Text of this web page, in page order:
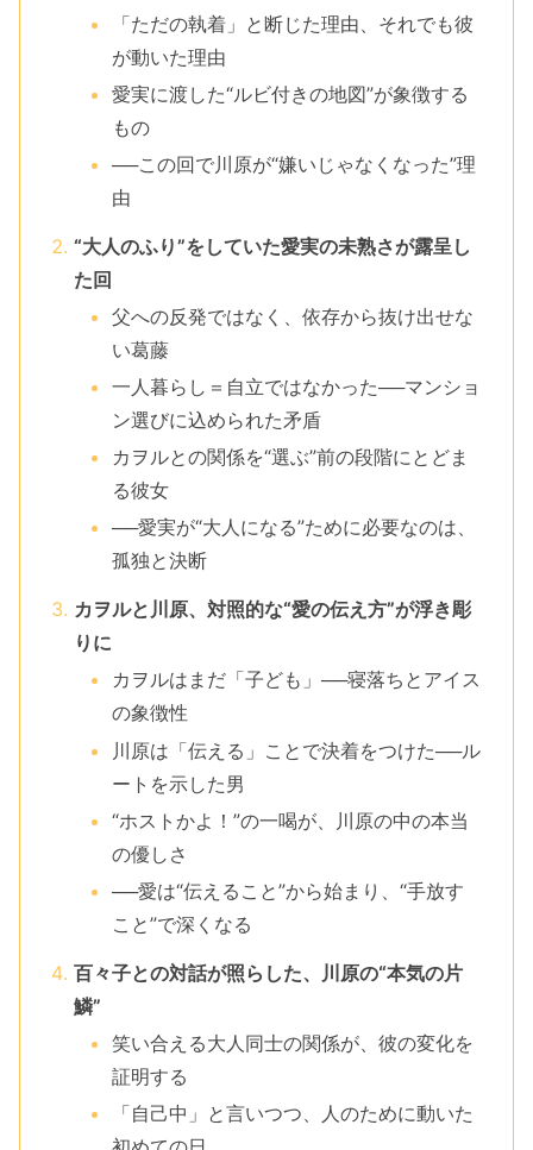
「ただの執着」と断じた理由、それでも彼
が動いた理由
愛実に渡した“ルビ付きの地図”が象徴する
もの
──この回で川原が“嫌いじゃなくなった”理
由
“大人のふり”をしていた愛実の未熟さが露呈し
た回
父への反発ではなく、依存から抜け出せな
い葛藤
一人暮らし＝自立ではなかった──マンショ
ン選びに込められた矛盾
カヲルとの関係を“選ぶ”前の段階にとどま
る彼女
──愛実が“大人になる”ために必要なのは、
孤独と決断
カヲルと川原、対照的な“愛の伝え方”が浮き彫
りに
カヲルはまだ「子ども」──寝落ちとアイス
の象徴性
川原は「伝える」ことで決着をつけた──ル
ートを示した男
“ホストかよ！”の一喝が、川原の中の本当
の優しさ
──愛は“伝えること”から始まり、“手放す
こと”で深くなる
百々子との対話が照らした、川原の“本気の片
鱗”
笑い合える大人同士の関係が、彼の変化を
証明する
「自己中」と言いつつ、人のために動いた